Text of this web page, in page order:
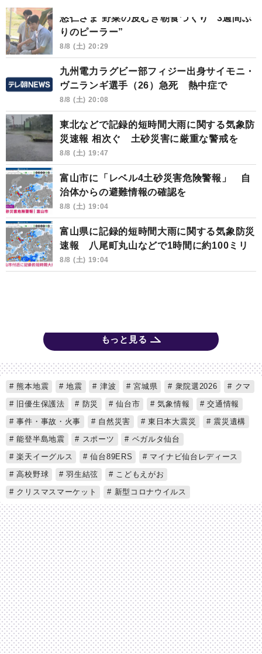
悠仁さま 野菜の皮むき朝食づくり “3週間ぶ
りのピーラー”
8/8 (土) 20:29
九州電力ラグビー部フィジー出身サイモニ・
ヴニランギ選手（26）急死 熱中症で
8/8 (土) 20:08
東北などで記録的短時間大雨に関する気象防
災速報 相次ぐ 土砂災害に厳重な警戒を
8/8 (土) 19:47
富山市に「レベル4土砂災害危険警報」 自
治体からの避難情報の確認を
8/8 (土) 19:04
富山県に記録的短時間大雨に関する気象防災
速報 八尾町丸山などで1時間に約100ミリ
8/8 (土) 19:04
もっと見る
熊本地震 地震 津波 宮城県 衆院選2026
クマ
旧優生保護法
防災 仙台市 気象情報
交通情報
事件・事故・火事
自然災害 東日本大震災
震災遺構
能登半島地震
スポーツ
ベガルタ仙台
楽天イーグルス
仙台89ERS
マイナビ仙台レディース
高校野球
羽生結弦
こどもえがお
クリスマスマーケット
新型コロナウイルス